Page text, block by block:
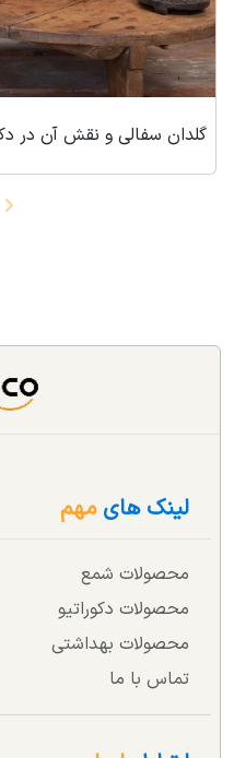
گلدان سفالی و نقش آن در
لینک هایمهم
محصولات شمع
محصولات دکوراتیو
محصولات بهداشتی
تماس با ما